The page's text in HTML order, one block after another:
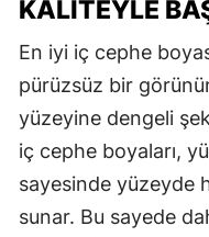
KALITEYLE
En iyi iç cephe
pürüzsüz bir
yüzeyine dengeli
iç cephe boyaları,
sayesinde yüzeyde
sunar. Bu sayede